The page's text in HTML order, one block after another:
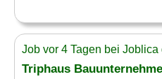
Job vor 4 Tagen bei Joblica
Triphaus